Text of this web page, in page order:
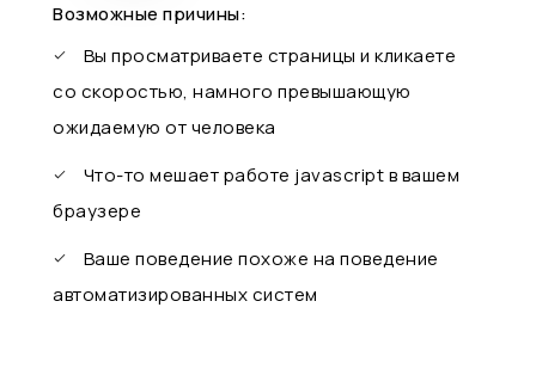
Возможные причины:
Вы просматриваете страницы и кликаете
со скоростью, намного превышающую
ожидаемую от человека
Что-то мешает работе javascript в вашем
браузере
Ваше поведение похоже на поведение
автоматизированных систем